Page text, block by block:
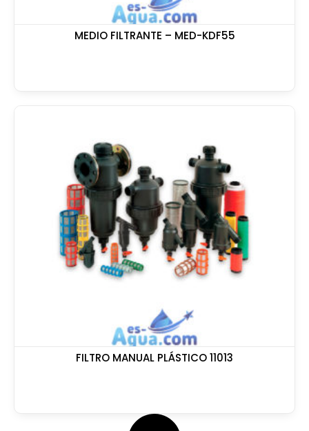
MEDIO FILTRANTE – MED-KDF55
FILTRO MANUAL PLÁSTICO 11013